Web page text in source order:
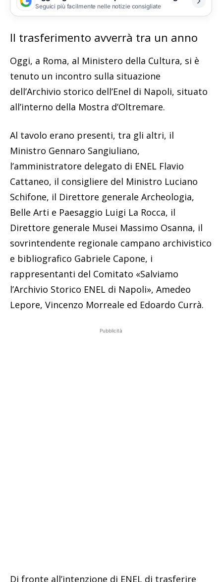
Seguici più facilmente nelle notizie consigliate
Il trasferimento avverrà tra un anno
Oggi, a Roma, al Ministero della Cultura, si è
tenuto un incontro sulla situazione
dell’Archivio storico dell’Enel di Napoli, situato
all’interno della Mostra d’Oltremare.
Al tavolo erano presenti, tra gli altri, il
Ministro Gennaro Sangiuliano,
l’amministratore delegato di ENEL Flavio
Cattaneo, il consigliere del Ministro Luciano
Schifone, il Direttore generale Archeologia,
Belle Arti e Paesaggio Luigi La Rocca, il
Direttore generale Musei Massimo Osanna, il
sovrintendente regionale campano archivistico
e bibliografico Gabriele Capone, i
rappresentanti del Comitato «Salviamo
l’Archivio Storico ENEL di Napoli», Amedeo
Lepore, Vincenzo Morreale ed Edoardo Currà.
Pubblicità
Di fronte all’intenzione di ENEL di trasferire